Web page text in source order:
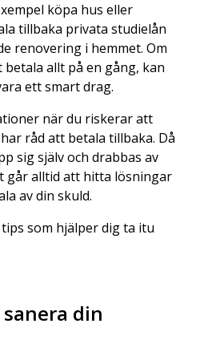
köpa hus eller
tillbaka privata studielån
renovering i hemmet. Om
allt på en gång, kan
ett smart drag.
när du riskerar att
råd att betala tillbaka. Då
sig själv och drabbas av
går alltid att hitta lösningar
av din skuld.
som hjälper dig ta itu
din